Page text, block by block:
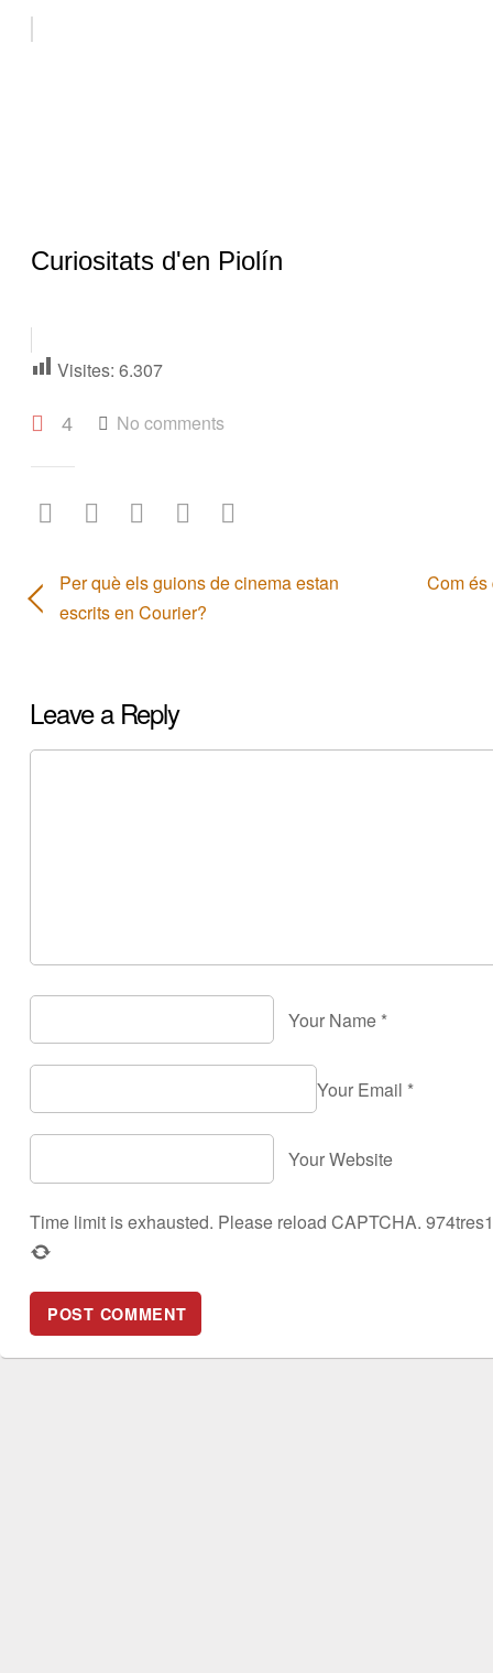
Curiositats d'en Piolín
Visites: 6.307
4 No comments
Per què els guions de cinema estan
escrits en Courier?
Com és
Leave a Reply
Your Name *
Your Email *
Your Website
Time limit is exhausted. Please reload CAPTCHA. 974tres